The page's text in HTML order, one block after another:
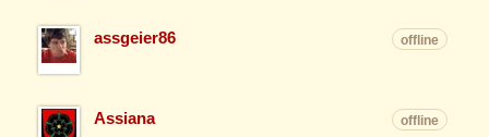
assgeier86 offline
Assiana offline